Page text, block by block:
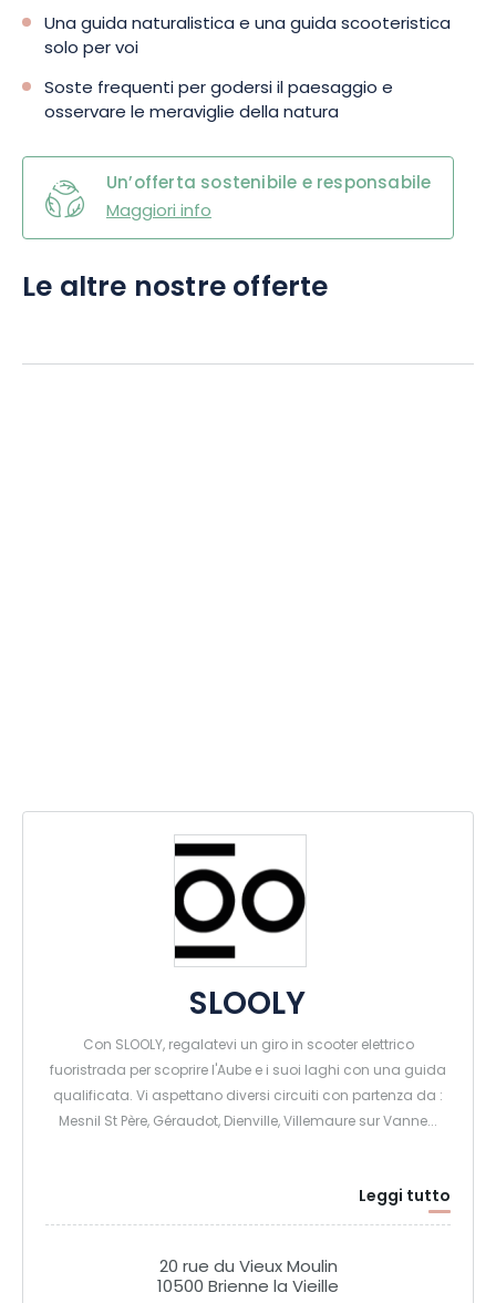
Una guida naturalistica e una guida scooteristica
solo per voi
Soste frequenti per godersi il paesaggio e
osservare le meraviglie della natura
Un’offerta sostenibile e responsabile
Maggiori info
Le altre nostre offerte
SLOOLY
Con SLOOLY, regalatevi un giro in scooter elettrico
fuoristrada per scoprire l'Aube e i suoi laghi con una guida
qualificata. Vi aspettano diversi circuiti con partenza da :
Mesnil St Père, Géraudot, Dienville, Villemaure sur Vanne...
Leggi tutto
20 rue du Vieux Moulin
10500 Brienne la Vieille